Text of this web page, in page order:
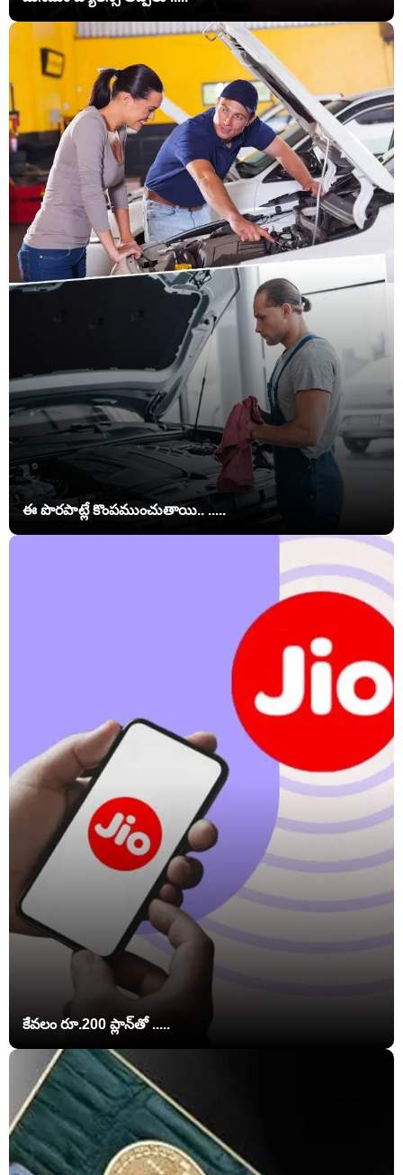
ఈ పొరపాట్లే కొంపముంచుతాయి.. .....
కేవలం రూ.200 ప్లాన్‌తో .....